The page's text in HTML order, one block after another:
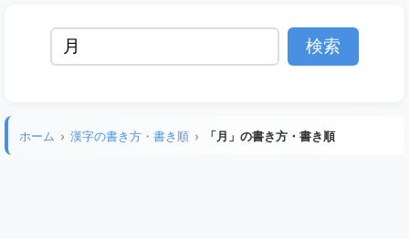
ホーム 漢字の書き方・書き順 「月」の書き方・書き順